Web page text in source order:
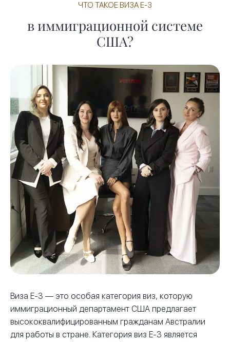
ЧТО ТАКОЕ ВИЗА E-3
в иммиграционной системе
США?
Виза E-3 — это особая категория виз, которую
иммиграционный департамент США предлагает
высококвалифицированным гражданам Австралии
для работы в стране. Категория виз E-3 является